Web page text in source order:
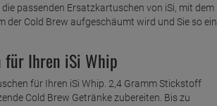
passenden Ersatzkartuschen von iSi, mit dem
der Cold Brew aufgeschäumt wird und Sie so ein
für Ihren iSi Whip
für Ihren iSi Whip. 2,4 Gramm Stickstoff
Cold Brew Getränke zubereiten. Bis zu